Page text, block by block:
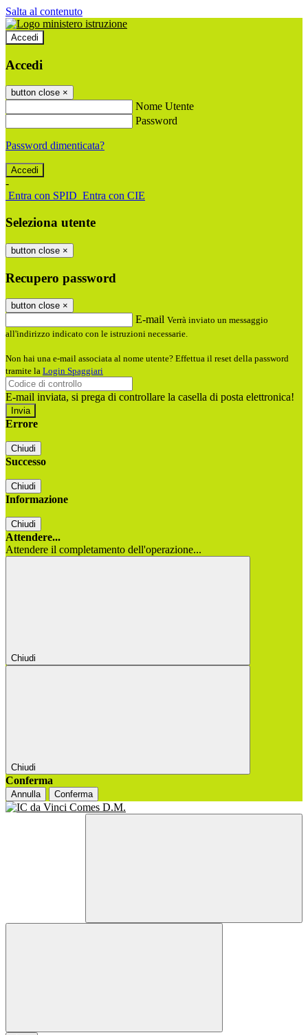
Salta al contenuto
Accedi
Accedi
button close ×
Nome Utente
Password
Password dimenticata?
-
Entra con SPID Entra con CIE
Seleziona utente
button close ×
Recupero password
button close ×
E-mail Verrà inviato un messaggio
all'indirizzo indicato con le istruzioni necessarie.
Non hai una e-mail associata al nome utente? Effettua il reset della password
tramite la Login Spaggiari
E-mail inviata, si prega di controllare la casella di posta elettronica!
Errore
Chiudi
Successo
Chiudi
Informazione
Chiudi
Attendere...
Attendere il completamento dell'operazione...
Chiudi
Chiudi
Conferma
Annulla Conferma